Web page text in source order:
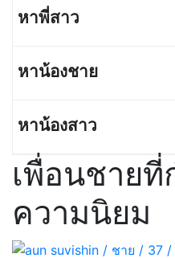
เพื่อนชายที่
ความนิยม